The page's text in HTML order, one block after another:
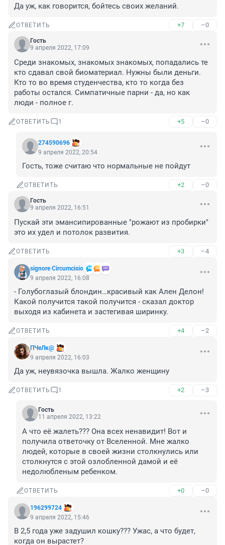
Да уж, как говорится, бойтесь своих желаний.
ОТВЕТИТЬ +7 –0
Гость
9 апреля 2022, 17:09
Среди знакомых, знакомых знакомых, попадались те
кто сдавал свой биоматериал. Нужны были деньги.
Кто то во время студенчества, кто то когда без
работы остался. Симпатичные парни - да, но как
люди - полное г.
ОТВЕТИТЬ 1 +5 –0
274590696
9 апреля 2022, 20:54
Гость, тоже считаю что нормальные не пойдут
ОТВЕТИТЬ +2 –0
Гость
9 апреля 2022, 16:51
Пускай эти эмансипированные "рожают из пробирки"
это их удел и потолок развития.
ОТВЕТИТЬ +3 –4
signore Сircumcisio
9 апреля 2022, 16:08
- Голубоглазый блондин…красивый как Ален Делон!
Какой получится такой получится - сказал доктор
выходя из кабинета и застегивая ширинку.
ОТВЕТИТЬ +4 –2
ПЧеЛк@
9 апреля 2022, 16:03
Да уж, неувязочка вышла. Жалко женщину
ОТВЕТИТЬ 1 +2 –3
Гость
11 апреля 2022, 13:22
А что её жалеть??? Она всех ненавидит! Вот и
получила ответочку от Вселенной. Мне жалко
людей, которые в своей жизни столкнулись или
столкнутся с этой озлобленной дамой и её
недолюбленым ребенком.
ОТВЕТИТЬ +0 –0
196299724
9 апреля 2022, 15:46
В 2,5 года уже задушил кошку??? Ужас, а что будет,
когда он вырастет?